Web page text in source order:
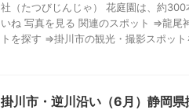
社（たつびじんじゃ） 花庭園は、約
いね 写真を見る 関連のスポット ⇒龍
トを探す ⇒掛川市の観光・撮影スポッ
掛川市・逆川沿い（6月）静岡